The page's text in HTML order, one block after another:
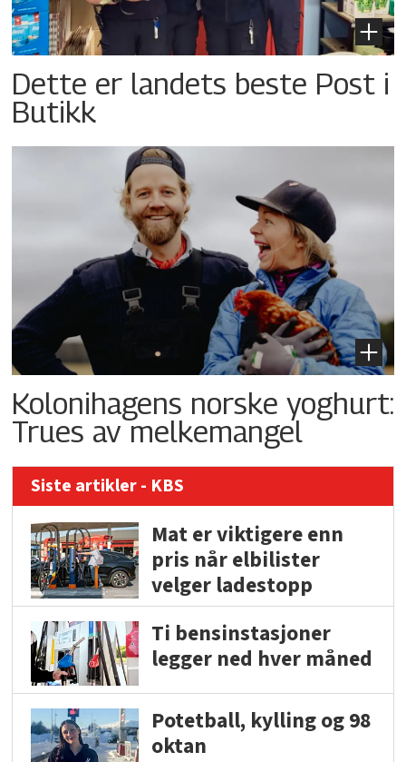
Dette er landets beste Post i
Butikk
Kolonihagens norske yoghurt:
Trues av melkemangel
Siste artikler - KBS
Mat er viktigere enn
pris når elbilister
velger ladestopp
Ti bensinstasjoner
legger ned hver måned
Potetball, kylling og 98
oktan